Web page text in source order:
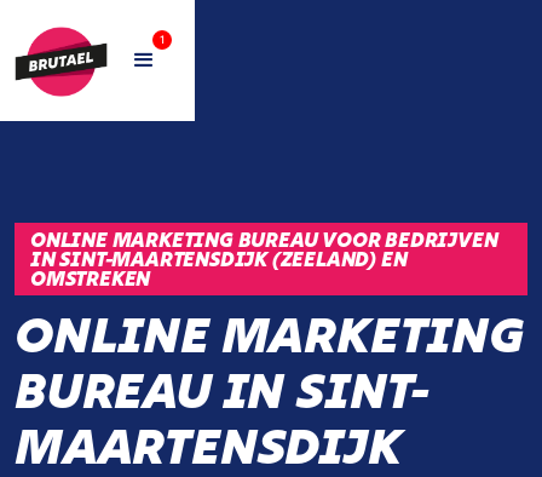
1
ONLINE MARKETING BUREAU VOOR BEDRIJVEN
IN SINT-MAARTENSDIJK (ZEELAND) EN
OMSTREKEN
ONLINE MARKETING
BUREAU IN SINT-
MAARTENSDIJK